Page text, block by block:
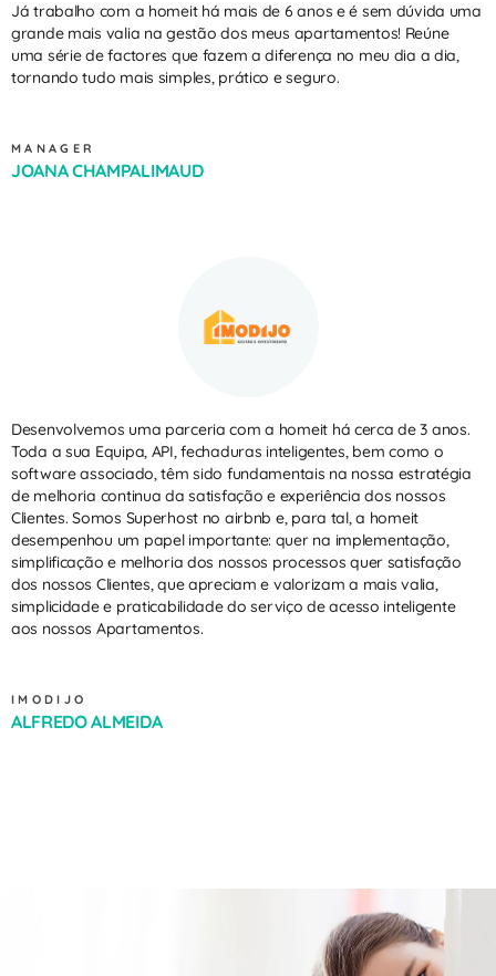
Já trabalho com a homeit há mais de 6 anos e é sem dúvida uma
grande mais valia na gestão dos meus apartamentos! Reúne
uma série de factores que fazem a diferença no meu dia a dia,
tornando tudo mais simples, prático e seguro.
MANAGER
JOANA CHAMPALIMAUD
Desenvolvemos uma parceria com a homeit há cerca de 3 anos.
Toda a sua Equipa, API, fechaduras inteligentes, bem como o
software associado, têm sido fundamentais na nossa estratégia
de melhoria continua da satisfação e experiência dos nossos
Clientes. Somos Superhost no airbnb e, para tal, a homeit
desempenhou um papel importante: quer na implementação,
simplificação e melhoria dos nossos processos quer satisfação
dos nossos Clientes, que apreciam e valorizam a mais valia,
simplicidade e praticabilidade do serviço de acesso inteligente
aos nossos Apartamentos.
IMODIJO
ALFREDO ALMEIDA